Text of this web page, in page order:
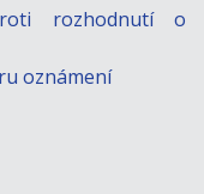
rozhodnutí o
oznámení